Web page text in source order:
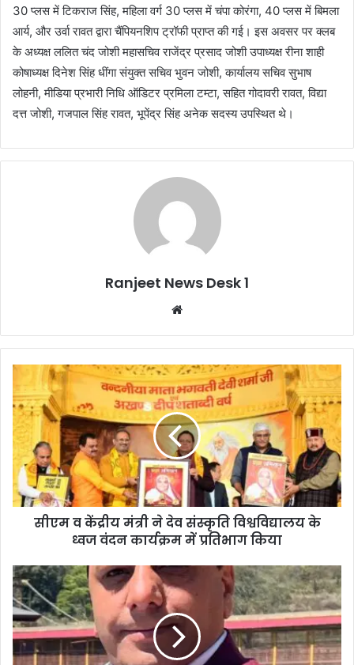
30 प्लस में टिकराज सिंह, महिला वर्ग 30 प्लस में चंपा कोरंगा, 40 प्लस में बिमला
आर्य, और उर्वा रावत द्वारा चैंपियनशिप ट्रॉफी प्राप्त की गई। इस अवसर पर क्लब
के अध्यक्ष ललित चंद जोशी महासचिव राजेंद्र प्रसाद जोशी उपाध्यक्ष रीना शाही
कोषाध्यक्ष दिनेश सिंह धींगा संयुक्त सचिव भुवन जोशी, कार्यालय सचिव सुभाष
लोहनी, मीडिया प्रभारी निधि ऑडिटर प्रमिला टम्टा, सहित गोदावरी रावत, विद्या
दत्त जोशी, गजपाल सिंह रावत, भूपेंद्र सिंह अनेक सदस्य उपस्थित थे।
Ranjeet News Desk 1
te
सीएम व केंद्रीय मंत्री ने देव संस्कृति विश्वविद्यालय के
ध्वज वंदन कार्यक्रम में प्रतिभाग किया